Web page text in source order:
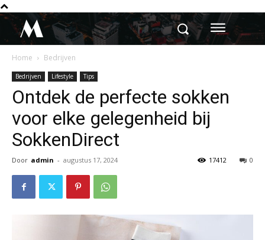
M
Home Bedrijven
Bedrijven Lifestyle Tips
Ontdek de perfecte sokken
voor elke gelegenheid bij
SokkenDirect
Door admin - augustus 17, 2024 0
17412